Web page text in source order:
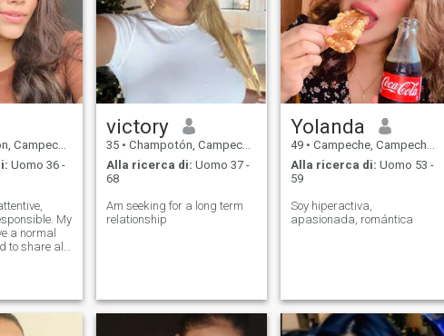
Messico
Uomo 36 -
My
a normal
to share all
victory
35 • Champotón, Campeche, Messico
Alla ricerca di: Uomo 37 -
68
Am seeking for a long term
relationship
Yolanda
49 • Campeche, Campeche, Messico
Alla ricerca di: Uomo 53 -
59
Soy hiperactiva,
apasionada, romántica